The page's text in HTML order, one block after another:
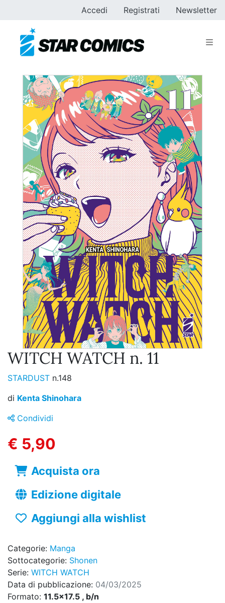
Accedi Registrati Newsletter
WITCH WATCH n. 11
STARDUST n.148
di Kenta Shinohara
Condividi
€ 5,90
Acquista ora
Edizione digitale
Aggiungi alla wishlist
Categorie: Manga
Sottocategorie: Shonen
Serie: WITCH WATCH
Data di pubblicazione: 04/03/2025
Formato: 11.5x17.5 , b/n